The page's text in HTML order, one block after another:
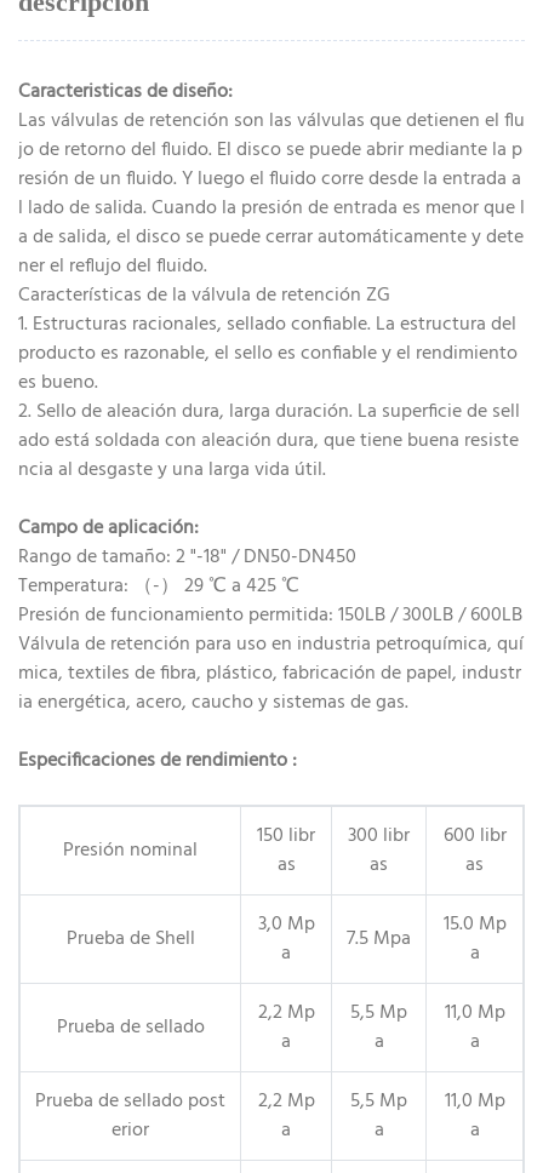
Caracteristicas de diseño:
Las válvulas de retención son las válvulas que detienen el flu
jo de retorno del fluido. El disco se puede abrir mediante la p
resión de un fluido. Y luego el fluido corre desde la entrada a
l lado de salida. Cuando la presión de entrada es menor que l
a de salida, el disco se puede cerrar automáticamente y dete
ner el reflujo del fluido.
Características de la válvula de retención ZG
1. Estructuras racionales, sellado confiable. La estructura del
producto es razonable, el sello es confiable y el rendimiento
es bueno.
2. Sello de aleación dura, larga duración. La superficie de sell
ado está soldada con aleación dura, que tiene buena resiste
ncia al desgaste y una larga vida útil.
Campo de aplicación:
Rango de tamaño: 2 "-18" / DN50-DN450
Temperatura: （-） 29 ℃ a 425 ℃
Presión de funcionamiento permitida: 150LB / 300LB / 600LB
Válvula de retención para uso en industria petroquímica, quí
mica, textiles de fibra, plástico, fabricación de papel, industr
ia energética, acero, caucho y sistemas de gas.
Especificaciones de rendimiento:
Presión nominal
150 libr
as
300 libr
as
600 libr
as
Prueba de Shell
3,0 Mp
a
7.5 Mpa
15.0 Mp
a
Prueba de sellado
2,2 Mp
a
5,5 Mp
a
11,0 Mp
a
Prueba de sellado post
erior
2,2 Mp
a
5,5 Mp
a
11,0 Mp
a